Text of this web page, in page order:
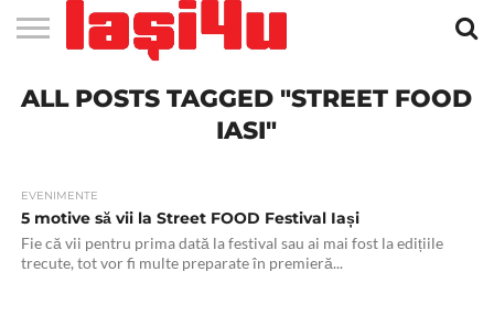
STIRI
APARTAMENTE
NOI IASI
STIRI
IASI
JOBS
IN
FILME
LA
CLUBURI /
DISCOTECI
BARURI /
CAFENELE
SALI DE
FORTA
SALOANE DE
INFRUMUSETARE
AGENTII
DE
RESTAURANTE
IN IASI
PIZZA
IN
PISCINA
IN IASI
FLORARII
RADIO
LIVE
SPALATORII
AUTO
TRACTARI
AUTO
TAXI
IN
CINEMA
TEATRU
HOTELURI
/
TEREN
SPORTIV
TEREN
TENIS
FARMACII
NON
COFFEE-
TO-GO
FIRME DE
PUBLICITATE
RENT
A
ALL POSTS TAGGED "STREET FOOD
IASI"
EVENIMENTE
5 motive să vii la Street FOOD Festival Iași
Fie că vii pentru prima dată la festival sau ai mai fost la edițiile
trecute, tot vor fi multe preparate în premieră...